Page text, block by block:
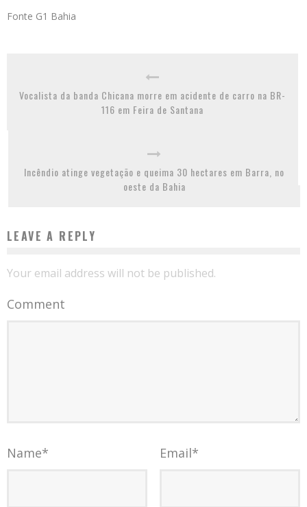
Fonte G1 Bahia
Vocalista da banda Chicana morre em acidente de carro na BR-
116 em Feira de Santana
Incêndio atinge vegetação e queima 30 hectares em Barra, no
oeste da Bahia
LEAVE A REPLY
Your email address will not be published.
Comment
Name* Email*